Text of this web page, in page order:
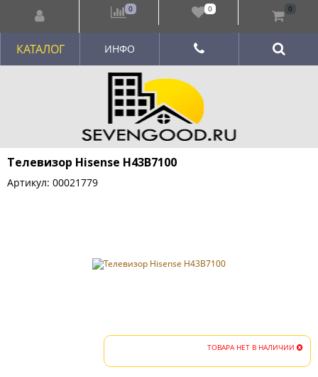
КАТАЛОГ ИНФО
Телевизор Hisense H43B7100
Артикул: 00021779
ТОВАРА НЕТ В НАЛИЧИИ
0 0 0